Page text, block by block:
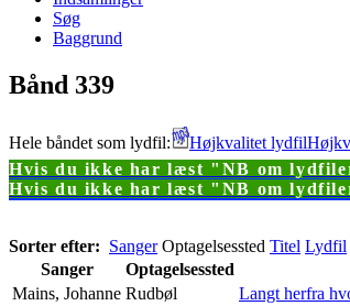
Søg
Baggrund
Bånd 339
Hele båndet som lydfil: Højkvalitet lydfil
Hvis du ikke har læst "NB om
Hvis du ikke har læst "NB om
Sorter efter: Sanger Optagelsessted Titel Lydfil
Sanger
Optagelsessted
Mains, Johanne Rudbøl Langt herfra